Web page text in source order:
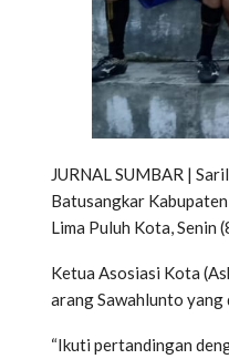
JURNAL SUMBAR |
Batusangkar
Lima Puluh Kota,
Ketua Asosiasi Kota
arang Sawahlunto
“Ikuti pertandingan